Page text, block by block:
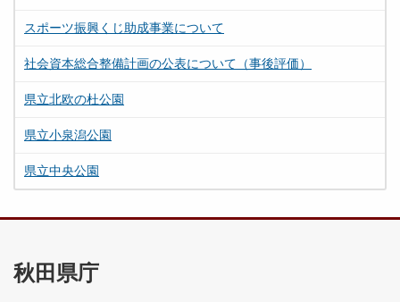
スポーツ振興くじ助成事業について
社会資本総合整備計画の公表について（事後評価）
県立北欧の杜公園
県立小泉潟公園
県立中央公園
秋田県庁